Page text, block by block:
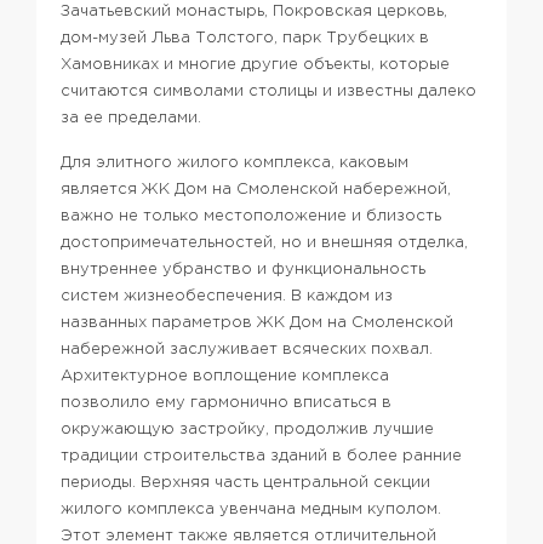
Зачатьевский монастырь, Покровская церковь,
дом-музей Льва Толстого, парк Трубецких в
Хамовниках и многие другие объекты, которые
считаются символами столицы и известны далеко
за ее пределами.
Для элитного жилого комплекса, каковым
является ЖК Дом на Смоленской набережной,
важно не только местоположение и близость
достопримечательностей, но и внешняя отделка,
внутреннее убранство и функциональность
систем жизнеобеспечения. В каждом из
названных параметров ЖК Дом на Смоленской
набережной заслуживает всяческих похвал.
Архитектурное воплощение комплекса
позволило ему гармонично вписаться в
окружающую застройку, продолжив лучшие
традиции строительства зданий в более ранние
периоды. Верхняя часть центральной секции
жилого комплекса увенчана медным куполом.
Этот элемент также является отличительной